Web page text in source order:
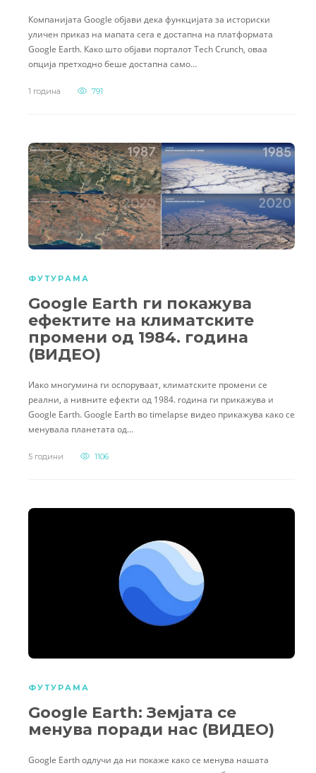
Компанијата Google објави дека функцијата за историски
уличен приказ на мапата сега е достапна на платформата
Google Earth. Како што објави порталот Tech Crunch, оваа
опција претходно беше достапна само…
1 година 791
ФУТУРАМА
Google Earth ги покажува
ефектите на климатските
промени од 1984. година
(ВИДЕО)
Иако многумина ги оспоруваат, климатските промени се
реални, а нивните ефекти од 1984. година ги прикажува и
Google Earth. Google Earth во timelapse видео прикажува како се
менувала планетата од…
5 години 1106
ФУТУРАМА
Google Earth: Земјата се
менува поради нас (ВИДЕО)
Google Earth одлучи да ни покаже како се менува нашата